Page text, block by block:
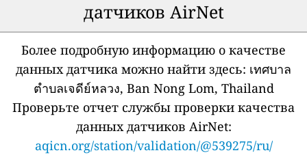
датчиков AirNet
Более подробную информацию о качестве
данных датчика можно найти здесь: เทศบาล
ตำบลเจดีย์หลวง, Ban Nong Lom, Thailand
Проверьте отчет службы проверки качества
данных датчиков AirNet:
aqicn.org/station/validation/@539275/ru/